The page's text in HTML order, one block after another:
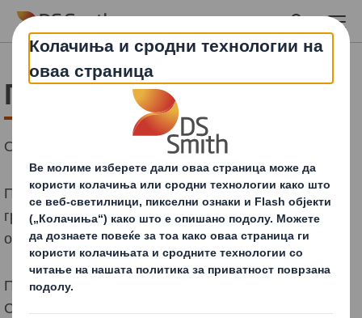
Skip to main content
Пазари
Откријте ја нашата стручност.
Пакуваме производи за различни сегменти и се
грижиме нашите решенија да бидат според
очекувањата на вашите клиенти.
Прикажаните примерите се дел од нашата понуда.
Се надеваме дека ќе бидат извор на инспирација за